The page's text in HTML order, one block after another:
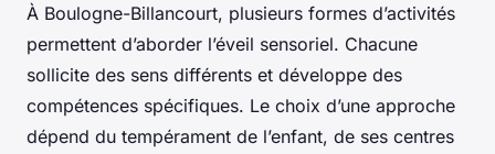
À Boulogne-Billancourt, plusieurs formes d’activités
permettent d’aborder l’éveil sensoriel. Chacune
sollicite des sens différents et développe des
compétences spécifiques. Le choix d’une approche
dépend du tempérament de l’enfant, de ses centres